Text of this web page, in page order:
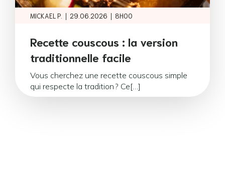
MICKAEL P. | 29.06.2026 | 8H00
Recette couscous : la version
traditionnelle facile
Vous cherchez une recette couscous simple
qui respecte la tradition ? Ce[…]